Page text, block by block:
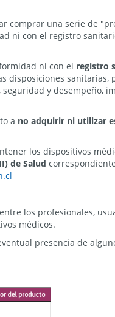
comprar una serie de
ni con el registro
ni con el registro
disposiciones sanitarias,
y desempeño,
a no adquirir ni utilizar
los dispositivos
de Salud
los profesionales,
médicos.
presencia de